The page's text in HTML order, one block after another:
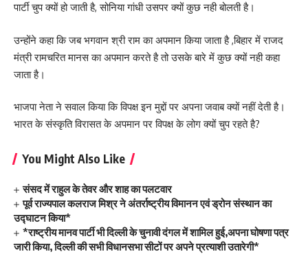
पार्टी चुप क्यों हो जाती है, सोनिया गांधी उसपर क्यों कुछ नही बोलती है।
उन्होंने कहा कि जब भगवान श्री राम का अपमान किया जाता है ,बिहार में राजद
मंत्री रामचरित मानस का अपमान करते है तो उसके बारे में कुछ क्यों नही कहा
जाता है।
भाजपा नेता ने सवाल किया कि विपक्ष इन मुद्दों पर अपना जवाब क्यों नहीं देती है।
भारत के संस्कृति विरासत के अपमान पर विपक्ष के लोग क्यों चुप रहते है?
You Might Also Like
संसद में राहुल के तेवर और शाह का पलटवार
पूर्व राज्यपाल कलराज मिश्र ने अंतर्राष्ट्रीय विमानन एवं ड्रोन संस्थान का
उद्घाटन किया*
*राष्ट्रीय मानव पार्टी भी दिल्ली के चुनावी दंगल में शामिल हुई,अपना घोषणा पत्र
जारी किया, दिल्ली की सभी विधानसभा सीटों पर अपने प्रत्याशी उतारेगी*